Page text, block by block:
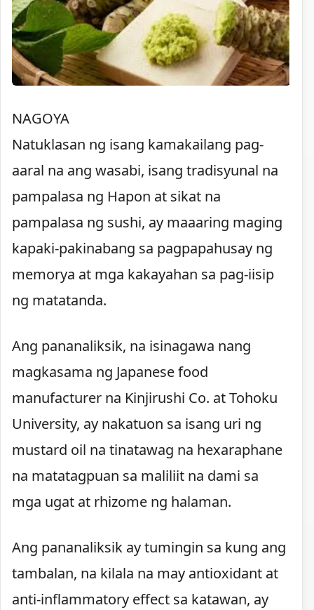
NAGOYA
Natuklasan ng isang kamakailang pag-
aaral na ang wasabi, isang tradisyunal na
pampalasa ng Hapon at sikat na
pampalasa ng sushi, ay maaaring maging
kapaki-pakinabang sa pagpapahusay ng
memorya at mga kakayahan sa pag-iisip
ng matatanda.
Ang pananaliksik, na isinagawa nang
magkasama ng Japanese food
manufacturer na Kinjirushi Co. at Tohoku
University, ay nakatuon sa isang uri ng
mustard oil na tinatawag na hexaraphane
na matatagpuan sa maliliit na dami sa
mga ugat at rhizome ng halaman.
Ang pananaliksik ay tumingin sa kung ang
tambalan, na kilala na may antioxidant at
anti-inflammatory effect sa katawan, ay